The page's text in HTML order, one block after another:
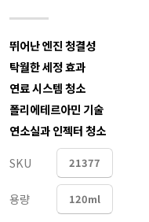
뛰어난 엔진 청결성
탁월한 세정 효과
연료 시스템 청소
폴리에테르아민 기술
연소실과 인젝터 청소
SKU
21377
용량 120ml